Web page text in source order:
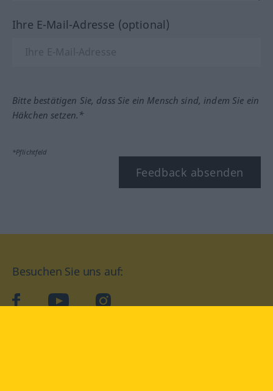
Ihre E-Mail-Adresse (optional)
Bitte bestätigen Sie, dass Sie ein Mensch sind, indem Sie ein
Häkchen setzen.*
*Pflichtfeld
Feedback absenden
Besuchen Sie uns auf:
facebookYouTube Instagram